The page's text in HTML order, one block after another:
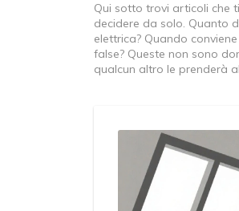
Qui sotto trovi articoli che
decidere da solo. Quanto
elettrica? Quando
false? Queste non sono
qualcun altro le prenderà